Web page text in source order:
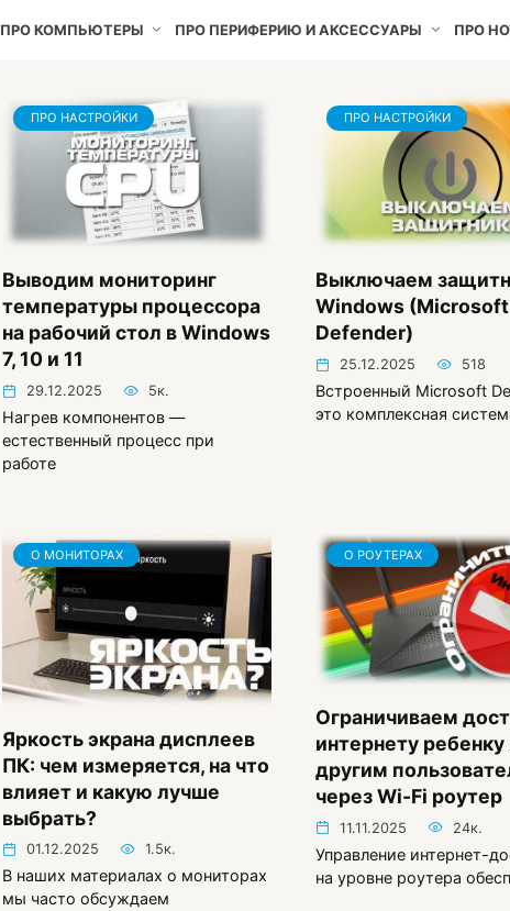
ПРО КОМПЬЮТЕРЫ ПРО ПЕРИФЕРИЮ И АКСЕССУАРЫ ПРО
ПРО НАСТРОЙКИ
Выводим мониторинг
температуры процессора
на рабочий стол в Windows
7, 10 и 11
29.12.2025 5к.
Нагрев компонентов —
естественный процесс при
работе
ПРО НАСТРОЙКИ
Выключаем
Windows (Microsoft
Defender)
25.12.2025 518
Встроенный Microsoft
это комплексная
О МОНИТОРАХ
Яркость экрана дисплеев
ПК: чем измеряется, на что
влияет и какую лучше
выбрать?
01.12.2025 1.5к.
В наших материалах о мониторах
мы часто обсуждаем
О РОУТЕРАХ
Ограничиваем
интернету ребенку
другим
через Wi-Fi роутер
11.11.2025 24к.
Управление интернет-
на уровне роутера